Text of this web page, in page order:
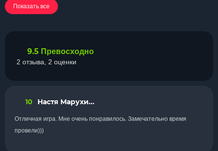
Показать все
9.5 Превосходно
2 отзыва, 2 оценки
10 Настя Марухи...
Отличная игра. Мне очень понравилось. Замечательно время
провели)))